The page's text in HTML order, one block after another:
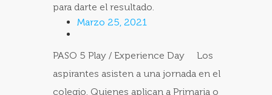
para darte el resultado.
Marzo 25, 2021
PASO 5 Play / Experience Day Los
aspirantes asisten a una jornada en el
colegio. Quienes aplican a Primaria o